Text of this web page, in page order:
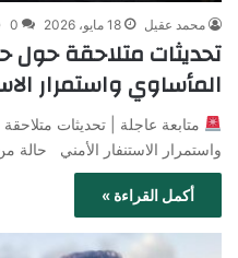
محمد عقيل 18 مايو، 2026 0
تحديثات متلاحقة حول
المأساوي واستمرار
متابعة عاجلة | تحديثات
واستمرار الاستنفار الأمني حالة
أكمل القراءة »